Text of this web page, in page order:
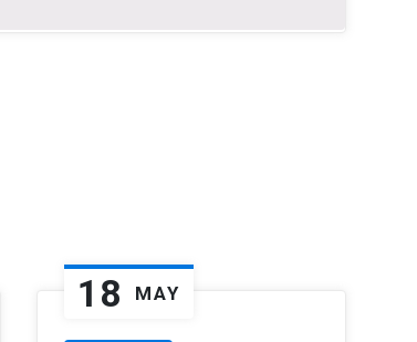
18 MAY